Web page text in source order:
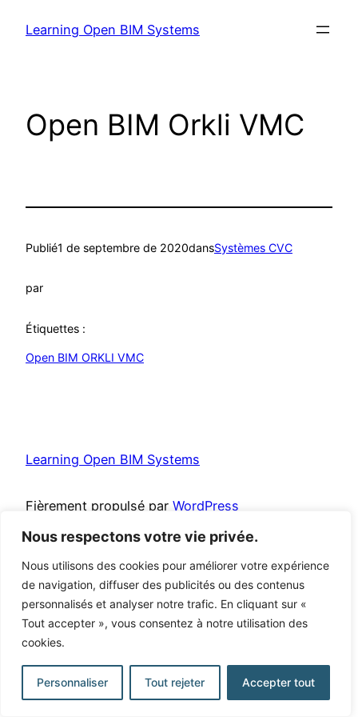
Nous respectons votre vie privée.
Nous utilisons des cookies pour améliorer votre expérience
de navigation, diffuser des publicités ou des contenus
personnalisés et analyser notre trafic. En cliquant sur «
Tout accepter », vous consentez à notre utilisation des
cookies.
Personnaliser Tout rejeter Accepter tout
Learning Open BIM Systems
Open BIM Orkli VMC
Publié1 de septembre de 2020dansSystèmes CVC
par
Étiquettes :
Open BIM ORKLI VMC
Learning Open BIM Systems
Fièrement propulsé par WordPress